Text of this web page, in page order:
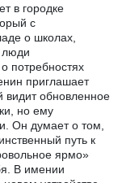
в городке
с
о школах,
люди
потребностях
приглашает
видит обновленное
но ему
Он думает о том,
путь к
ярмо»
В имении